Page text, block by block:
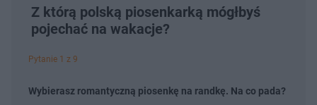
Z którą polską piosenkarką mógłbyś
pojechać na wakacje?
Pytanie 1 z 9
Wybierasz romantyczną piosenkę na randkę. Na co pada?